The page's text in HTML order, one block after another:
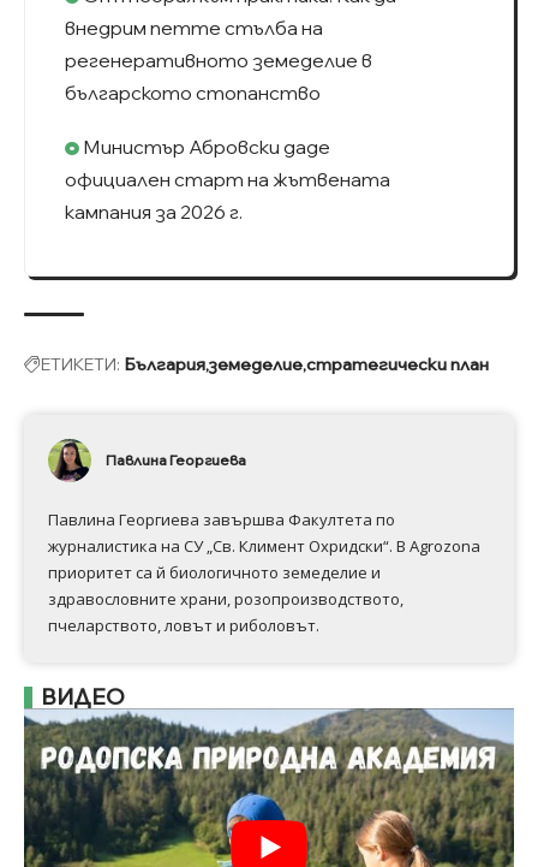
внедрим петте стълба на
регенеративното земеделие в
българското стопанство
Министър Абровски даде
официален старт на жътвената
кампания за 2026 г.
ЕТИКЕТИ: Българияземеделиестратегически план
Павлина Георгиева
Павлина Георгиева завършва Факултета по
журналистика на СУ „Св. Климент Охридски“. В Аgrozona
приоритет са й биологичното земеделие и
здравословните храни, розопроизводството,
пчеларството, ловът и риболовът.
ВИДЕО